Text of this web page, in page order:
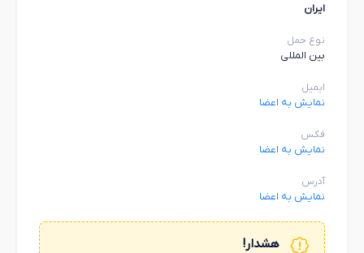
ایران
نوع حمل
بین المللی
ایمیل
نمایش به اعضا
فکس
نمایش به اعضا
آدرس
نمایش به اعضا
هشدار!